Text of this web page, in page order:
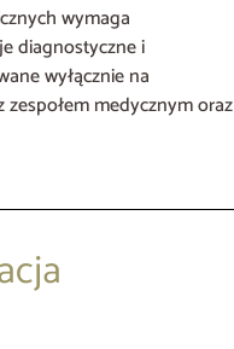
wymaga
diagnostyczne i
wyłącznie na
medycznym oraz